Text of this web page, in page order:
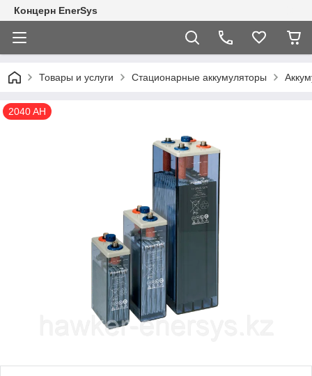
Концерн EnerSys
Товары и услуги Стационарные аккумуляторы
2040 AH